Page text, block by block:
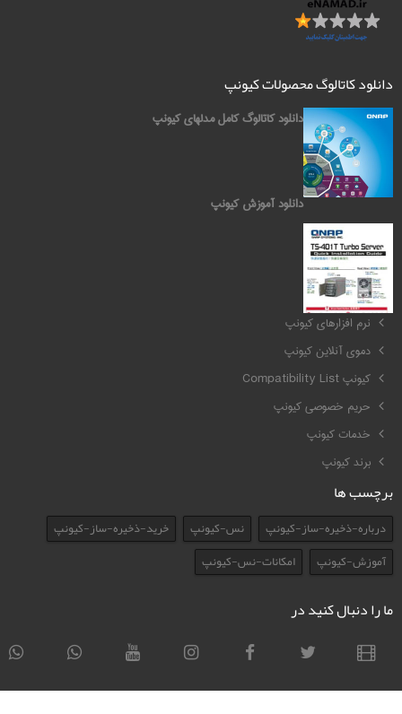
دانلود کاتالوگ محصولات کیونپ
دانلود کاتالوگ کامل مدلهای کیونپ
دانلود آموزش کیونپ
کیونپ QNAP
نرم افزارهای کیونپ
دموی آنلاین کیونپ
کیونپ Compatibility List
حریم خصوصی کیونپ
خدمات کیونپ
برند کیونپ
برچسب ها
درباره-ذخیره-ساز-کیونپ نس-کیونپ
خرید-ذخیره-ساز-کیونپ
آموزش-کیونپ
امکانات-نس-کیونپ
ما را دنبال کنید در